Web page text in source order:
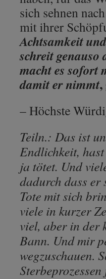
sich sehnen
mit ihrer
Achtsamkeit
schreit genauso
macht es sofort
damit er nimmt,
– Höchste
Teiln.: Das ist
Endlichkeit,
ja tötet. Und
dadurch dass
Tote mit sich
viele in kurzer
viel, aber in der
Bann. Und mir
wegzuschauen.